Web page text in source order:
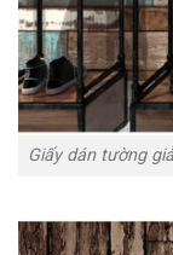
Giấy dán tường